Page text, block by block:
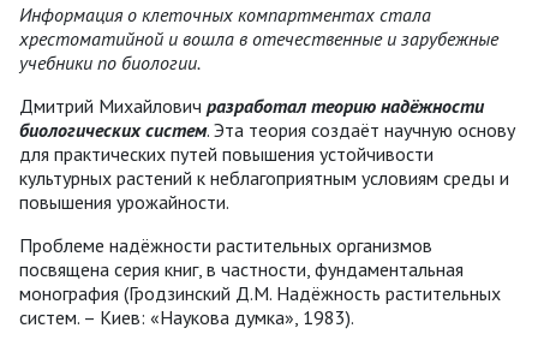
Информация о клеточных компартментах стала
хрестоматийной и вошла в отечественные и зарубежные
учебники по биологии.
Дмитрий Михайлович разработал теорию надёжности
биологических систем. Эта теория создаёт научную основу
для практических путей повышения устойчивости
культурных растений к неблагоприятным условиям среды и
повышения урожайности.
Проблеме надёжности растительных организмов
посвящена серия книг, в частности, фундаментальная
монография (Гродзинский Д.М. Надёжность растительных
систем. – Киев: «Наукова думка», 1983).